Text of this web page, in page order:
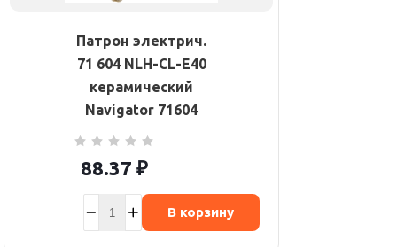
Патрон электрич.
71 604 NLH-CL-E40
керамический
Navigator 71604
88.37 ₽
В корзину